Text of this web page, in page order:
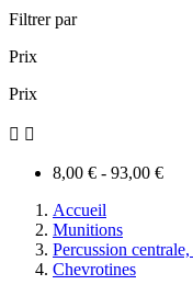
Filtrer par
Prix
Prix
 
8,00 € - 93,00 €
Accueil
Munitions
Percussion
Chevrotines